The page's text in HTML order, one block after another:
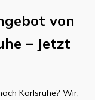
von
– Jetzt
Karlsruhe? Wir,